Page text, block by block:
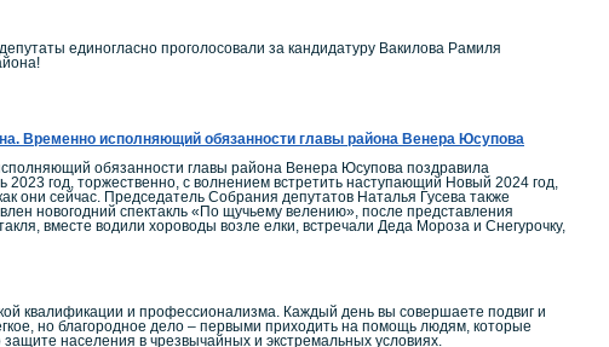
единогласно проголосовали за кандидатуру Вакилова Рамиля
Временно исполняющий обязанности главы района Венера Юсупова
обязанности главы района Венера Юсупова поздравила
год, торжественно, с волнением встретить наступающий Новый 2024 год,
они сейчас. Председатель Собрания депутатов Наталья Гусева также
новогодний спектакль «По щучьему велению», после представления
вместе водили хороводы возле елки, встречали Деда Мороза и Снегурочку,
квалификации и профессионализма. Каждый день вы совершаете подвиг и
но благородное дело – первыми приходить на помощь людям, которые
населения в чрезвычайных и экстремальных условиях.